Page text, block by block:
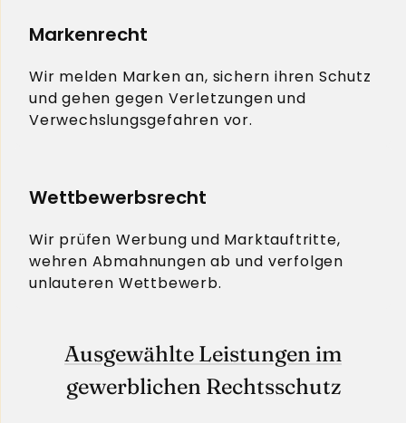
Markenrecht
Wir melden Marken an, sichern ihren Schutz
und gehen gegen Verletzungen und
Verwechslungsgefahren vor.
Wettbewerbsrecht
Wir prüfen Werbung und Marktauftritte,
wehren Abmahnungen ab und verfolgen
unlauteren Wettbewerb.
Ausgewählte Leistungen im
gewerblichen Rechtsschutz